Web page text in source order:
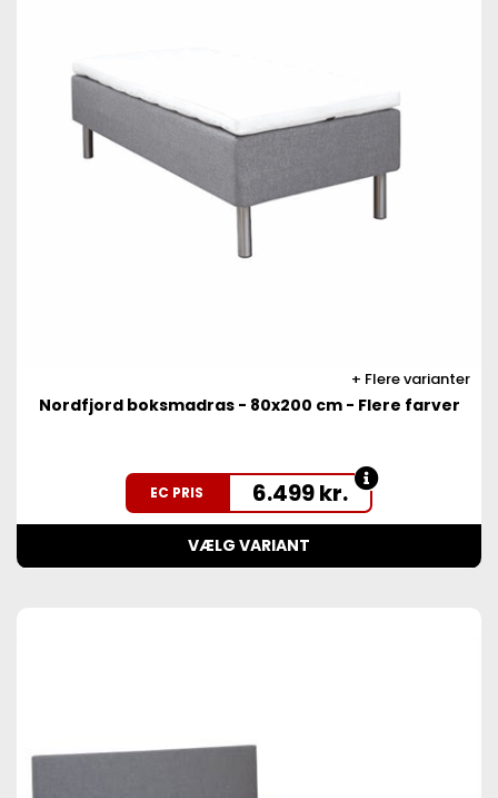
Flere varianter
Nordfjord boksmadras - 80x200 cm - Flere farver
EC PRIS 6.499kr.
VÆLG VARIANT